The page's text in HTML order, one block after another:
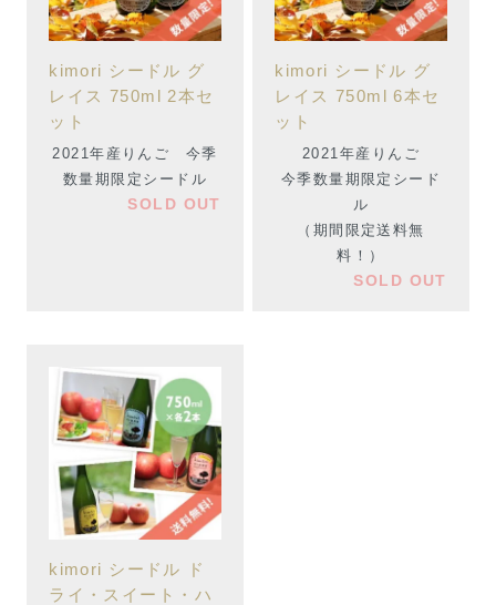
kimori シードル グ
レイス 750ml 2本セ
ット
2021年産りんご 今季
数量期限定シードル
SOLD OUT
kimori シードル グ
レイス 750ml 6本セ
ット
2021年産りんご
今季数量期限定シード
ル
（期間限定送料無
料！）
SOLD OUT
kimori シードル ド
ライ・スイート・ハ